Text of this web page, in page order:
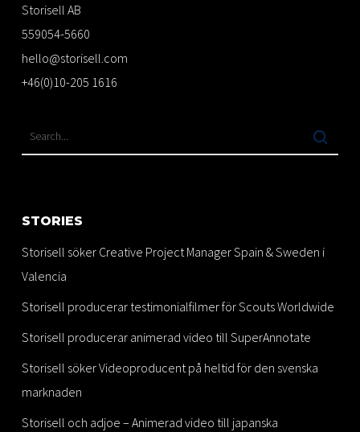
Storisell AB
559054-5660
hello@storisell.com
+46(0)10-205 1616
STORIES
Storisell söker Creative Project Manager Spain & Sweden i
Valencia
Storisell producerar testimonialfilmer för Scouts Worldwide
Storisell producerar animerad video till SuperAnnotate
Storisell söker Videoproducent på heltid för den svenska
marknaden
Storisell och adjoe – Animerad video till japanska